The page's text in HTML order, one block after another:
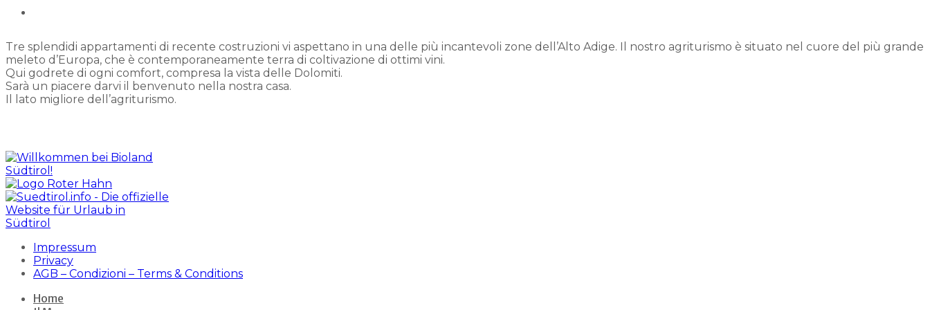
Tre splendidi appartamenti di recente costruzioni vi aspettano in una delle più incantevoli zone dell’Alto Adige. Il nostro agriturismo è situato nel cuore del più grande
meleto d’Europa, che è contemporaneamente terra di coltivazione di ottimi vini.
Qui godrete di ogni comfort, compresa la vista delle Dolomiti.
Sarà un piacere darvi il benvenuto nella nostra casa.
Il lato migliore dell’agriturismo.
Impressum
Privacy
AGB – Condizioni – Terms & Conditions
Home